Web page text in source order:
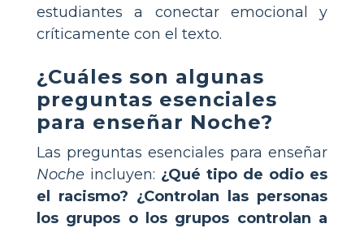
estudiantes a conectar emocional y
críticamente con el texto.
¿Cuáles son algunas
preguntas esenciales
para enseñar Noche?
Las preguntas esenciales para enseñar
Noche incluyen: ¿Qué tipo de odio es
el racismo? ¿Controlan las personas
los grupos o los grupos controlan a